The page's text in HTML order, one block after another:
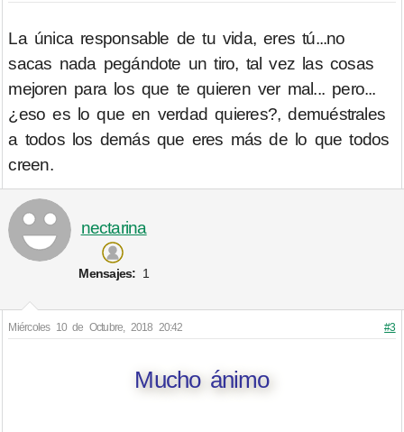
La única responsable de tu vida, eres tú...no
sacas nada pegándote un tiro, tal vez las cosas
mejoren para los que te quieren ver mal... pero...
¿eso es lo que en verdad quieres?, demuéstrales
a todos los demás que eres más de lo que todos
creen.
nectarina
Mensajes: 1
Miércoles 10 de Octubre, 2018 20:42 #3
Mucho ánimo